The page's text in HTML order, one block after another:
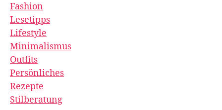
Fashion
Lesetipps
Lifestyle
Minimalismus
Outfits
Persönliches
Rezepte
Stilberatung